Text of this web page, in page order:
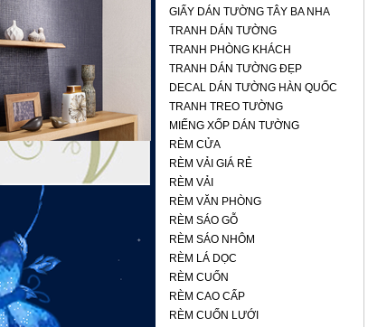
GIẤY DÁN TƯỜNG TÂY BA NHA
TRANH DÁN TƯỜNG
TRANH PHÒNG KHÁCH
TRANH DÁN TƯỜNG ĐẸP
DECAL DÁN TƯỜNG HÀN QUỐC
TRANH TREO TƯỜNG
MIẾNG XỐP DÁN TƯỜNG
RÈM CỬA
RÈM VẢI GIÁ RẺ
RÈM VẢI
RÈM VĂN PHÒNG
RÈM SÁO GỖ
RÈM SÁO NHÔM
RÈM LÁ DỌC
RÈM CUỐN
RÈM CAO CẤP
RÈM CUỐN LƯỚI